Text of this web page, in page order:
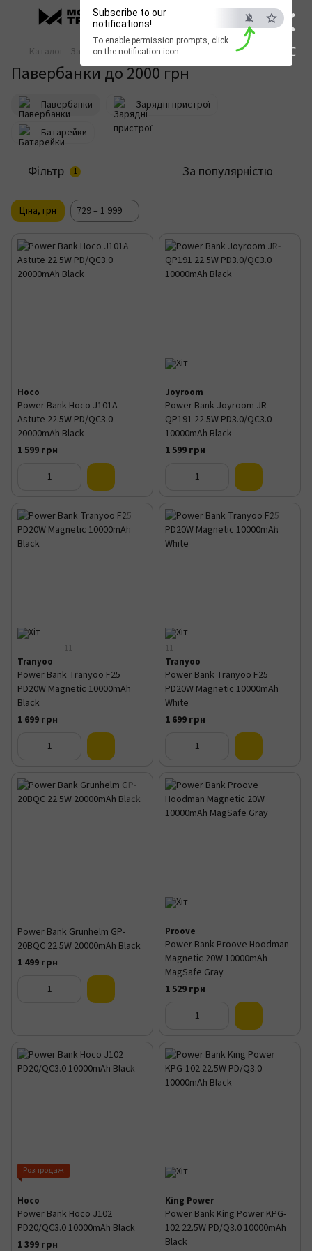
×
ESC
Subscribe to our
notifications!
To enable permission prompts, click
on the notification icon
Каталог Зарядка та живлення Павербанки
Павербанки до 2000 грн
Павербанки
Зарядні пристрої
Батарейки
Фільтр 1 За популярністю
Ціна, грн 729 – 1 999
Hoco
Power Bank Hoco J101A
Astute 22.5W PD/QC3.0
20000mAh Black
1 599 грн
Joyroom
Power Bank Joyroom JR-
QP191 22.5W PD3.0/QC3.0
10000mAh Black
1 599 грн
11
Tranyoo
Power Bank Tranyoo F25
PD20W Magnetic 10000mAh
Black
1 699 грн
11
Tranyoo
Power Bank Tranyoo F25
PD20W Magnetic 10000mAh
White
1 699 грн
Power Bank Grunhelm GP-
20BQC 22.5W 20000mAh Black
1 499 грн
Proove
Power Bank Proove Hoodman
Magnetic 20W 10000mAh
MagSafe Gray
1 529 грн
Розпродаж
Hoco
Power Bank Hoco J102
PD20/QC3.0 10000mAh Black
1 399 грн
King Power
Power Bank King Power KPG-
102 22.5W PD/Q3.0 10000mAh
Black